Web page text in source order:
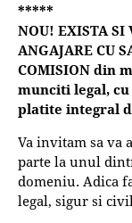
*****
NOU! EXISTA SI
ANGAJARE CU
COMISION din
munciti legal,
platite integral
Va invitam sa va
parte la unul
domeniu. Adica
legal, sigur si